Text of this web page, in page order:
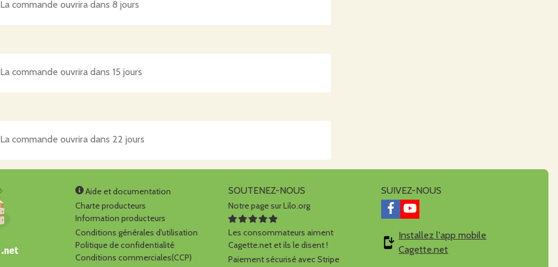
La commande ouvrira dans 8 jours
La commande ouvrira dans 15 jours
La commande ouvrira dans 22 jours
Aide et documentation
Charte producteurs
Information producteurs
Conditions générales d'utilisation
Politique de confidentialité
Conditions commerciales(CCP)
SOUTENEZ-NOUS
Notre page sur Lilo.org
Les consommateurs aiment
Cagette.net et ils le disent !
Paiement sécurisé avec Stripe
SUIVEZ-NOUS
Installez l'app mobile
Cagette.net